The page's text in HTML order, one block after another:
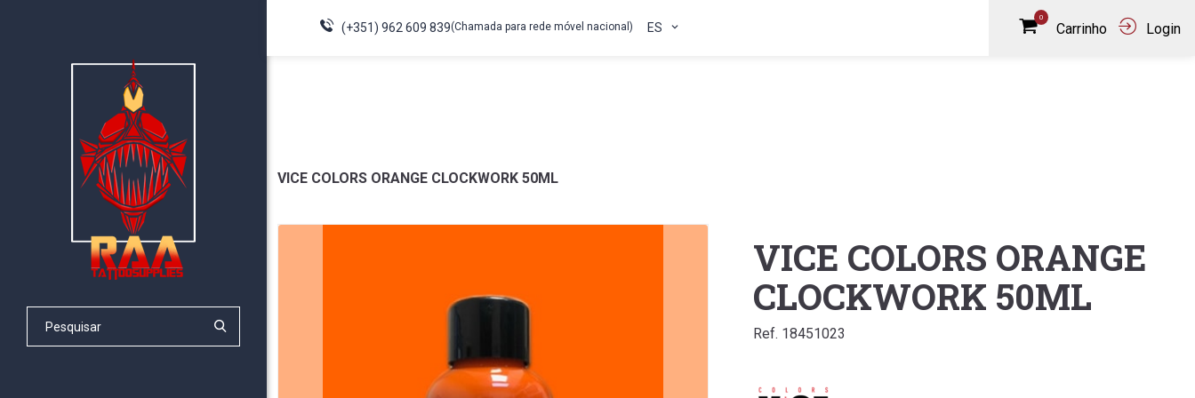
(+351) 962 609 839(Chamada para rede móvel nacional) ES
0
Carrinho Login
VICE COLORS ORANGE CLOCKWORK 50ML
VICE COLORS ORANGE
CLOCKWORK 50ML
Ref. 18451023